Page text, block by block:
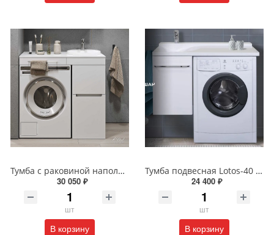
Тумба с раковиной напольная Alavann Cosmetic ALV1040000 100 см белая
30 050 ₽
шт
В корзину
Тумба подвесная Lotos-40 с раковиной Алисия-100 белая 4-100
24 400 ₽
шт
В корзину